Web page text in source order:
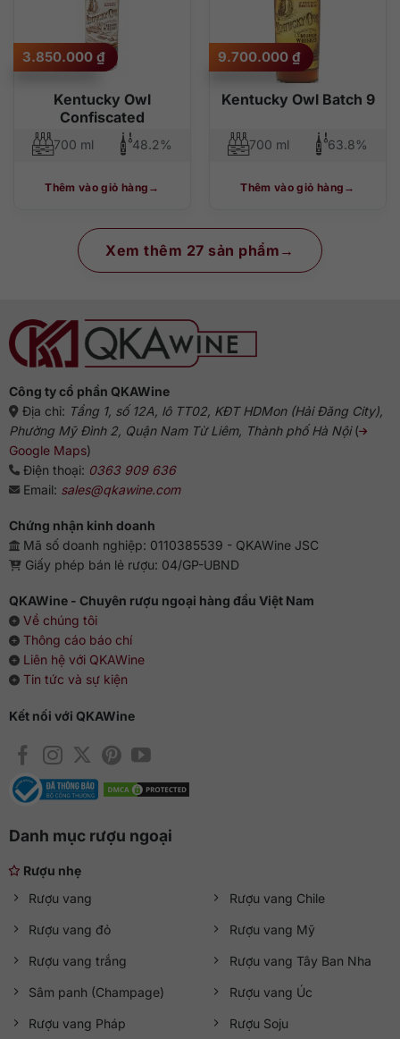
Kentucky Owl
Confiscated
3.850.000 ₫
700 ml 48.2%
Thêm vào giỏ hàng
Kentucky Owl Batch 9
9.700.000 ₫
700 ml 63.8%
Thêm vào giỏ hàng
Xem thêm 27 sản phẩm
Công ty cổ phần QKAWine
Địa chỉ: Tầng 1, số 12A, lô TT02, KĐT HDMon (Hải Đăng City),
Phường Mỹ Đình 2, Quận Nam Từ Liêm, Thành phố Hà Nội(
Google Maps)
Điện thoại: 0363 909 636
Email: sales@qkawine.com
Chứng nhận kinh doanh
Mã số doanh nghiệp: 0110385539 - QKAWine JSC
Giấy phép bán lẻ rượu: 04/GP-UBND
QKAWine - Chuyên rượu ngoại hàng đầu Việt Nam
Về chúng tôi
Thông cáo báo chí
Liên hệ với QKAWine
Tin tức và sự kiện
Kết nối với QKAWine
Danh mục rượu ngoại
Rượu nhẹ
Rượu vang
Rượu vang đỏ
Rượu vang trắng
Sâm panh (Champage)
Rượu vang Pháp
Rượu vang Chile
Rượu vang Mỹ
Rượu vang Tây Ban Nha
Rượu vang Úc
Rượu Soju